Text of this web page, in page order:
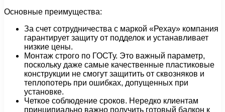
Основные преимущества:
За счет сотрудничества с маркой «Рехау» компания
гарантирует защиту от подделок и устанавливает
низкие цены.
Монтаж строго по ГОСТу. Это важный параметр,
поскольку даже самые качественные пластиковые
конструкции не смогут защитить от сквозняков и
теплопотерь при ошибках, допущенных при
установке.
Четкое соблюдение сроков. Нередко клиентам
принципиально важно получить готовый балкон к